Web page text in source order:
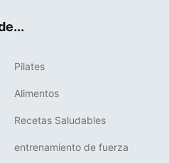
Pilates
Alimentos
Recetas Saludables
entrenamiento de fuerza